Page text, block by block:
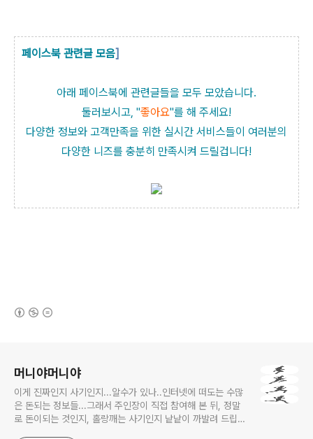
페이스북 관련글 모음]
아래 페이스북에 관련글들을 모두 모았습니다.
둘러보시고, "좋아요"를 해 주세요!
다양한 정보와 고객만족을 위한 실시간 서비스들이 여러분의
다양한 니즈를 충분히 만족시켜 드릴겁니다!
머니야머니야
이게 진짜인지 사기인지...알수가 있나..인터넷에 떠도는 수많
은 돈되는 정보들...그래서 주인장이 직접 참여해 본 뒤, 정말
로 돈이되는 것인지, 홀랑깨는 사기인지 낱낱이 까발려 드립니